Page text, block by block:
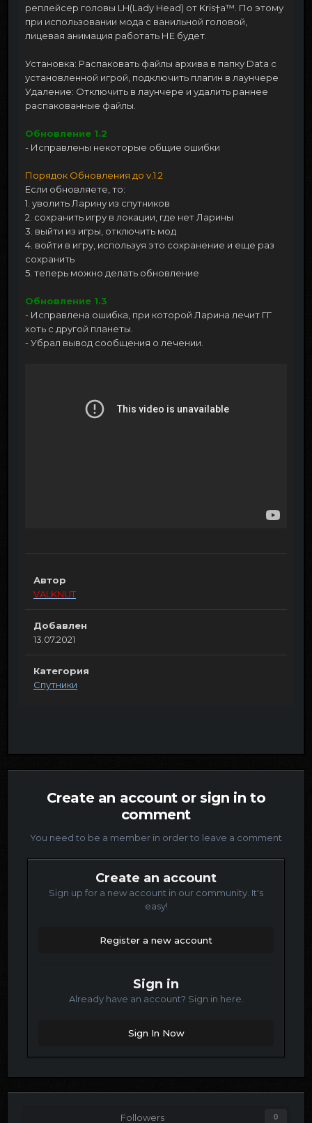
реплейсер головы LH(Lady Head) от Kris†a™. По этому
при использовании мода с ванильной головой,
лицевая анимация работать НЕ будет.
Установка: Распаковать файлы архива в папку Data с
установленной игрой, подключить плагин в лаунчере
Удаление: Отключить в лаунчере и удалить раннее
распакованные файлы.
Обновление 1.2
- Исправлены некоторые общие ошибки
Порядок Обновления до v.1.2
Если обновляете, то:
1. уволить Ларину из спутников
2. сохранить игру в локации, где нет Ларины
3. выйти из игры, отключить мод
4. войти в игру, используя это сохранение и еще раз
сохранить
5. теперь можно делать обновление
Обновление 1.3
- Исправлена ошибка, при которой Ларина лечит ГГ
хоть с другой планеты.
- Убрал вывод сообщения о лечении.
Автор
VALKNUT
Добавлен
13.07.2021
Категория
Спутники
Create an account or sign in to
comment
You need to be a member in order to leave a comment
Create an account
Sign up for a new account in our community. It's
easy!
Register a new account
Sign in
Already have an account? Sign in here.
Sign In Now
Followers 0